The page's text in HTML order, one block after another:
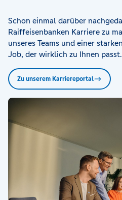
Schon einmal darüber
Raiffeisenbanken Karriere zu
unseres Teams und einer
Job, der wirklich zu Ihnen passt.
Zu unserem Karriereportal